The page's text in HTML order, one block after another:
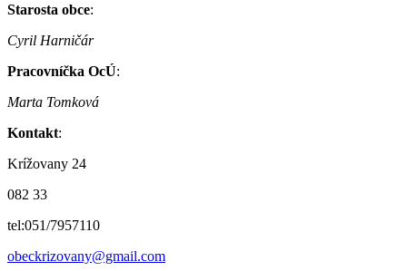
Starosta obce:
Cyril Harničár
Pracovníčka OcÚ:
Marta Tomková
Kontakt:
Krížovany 24
082 33
tel:051/7957110
obeckrizovany@gmail.com